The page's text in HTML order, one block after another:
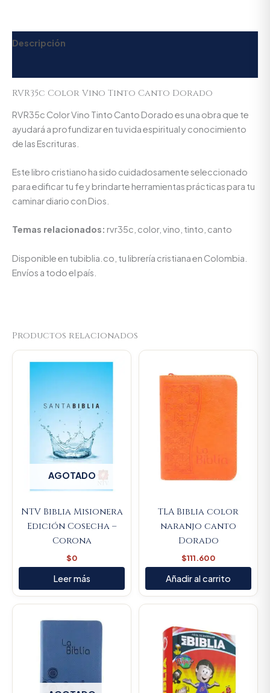
Descripción
RVR35c Color Vino Tinto Canto Dorado
RVR35c Color Vino Tinto Canto Dorado es una obra que te
ayudará a profundizar en tu vida espiritual y conocimiento
de las Escrituras.
Este libro cristiano ha sido cuidadosamente seleccionado
para edificar tu fe y brindarte herramientas prácticas para tu
caminar diario con Dios.
Temas relacionados: rvr35c, color, vino, tinto, canto
Disponible en tubiblia.co, tu librería cristiana en Colombia.
Envíos a todo el país.
Productos relacionados
AGOTADO
NTV Biblia Misionera
Edición Cosecha –
Corona
$0
Leer más
TLA Biblia color
naranjo canto
Dorado
$111.600
Añadir al carrito